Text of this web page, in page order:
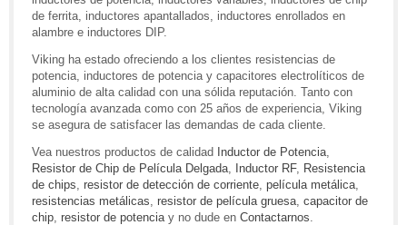
de ferrita, inductores apantallados, inductores enrollados en
alambre e inductores DIP.
Viking ha estado ofreciendo a los clientes resistencias de
potencia, inductores de potencia y capacitores electrolíticos de
aluminio de alta calidad con una sólida reputación. Tanto con
tecnología avanzada como con 25 años de experiencia, Viking
se asegura de satisfacer las demandas de cada cliente.
Vea nuestros productos de calidad
Inductor de Potencia
Resistor de Chip de Película Delgada
Inductor RF, Resistencia
de chips resistor de detección de corriente película metálica
resistencias metálicas resistor de película gruesa capacitor de
chip resistor de potencia y no dude en Contactarnos